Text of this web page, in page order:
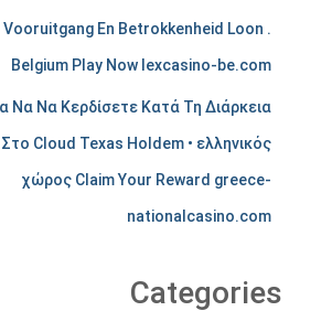
n
s
e
En Betrokkenheid Loon .
Belgium Play Now lexcasino-be.com
Να Να Κερδίσετε Κατά Τη Διάρκεια
Cloud Texas Holdem • ελληνικός
χώρος Claim Your Reward greece-
nationalcasino.com
Categories